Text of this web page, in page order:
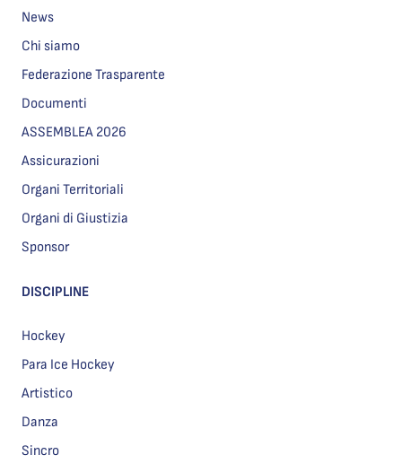
News
Chi siamo
Federazione Trasparente
Documenti
ASSEMBLEA 2026
Assicurazioni
Organi Territoriali
Organi di Giustizia
Sponsor
DISCIPLINE
Hockey
Para Ice Hockey
Artistico
Danza
Sincro